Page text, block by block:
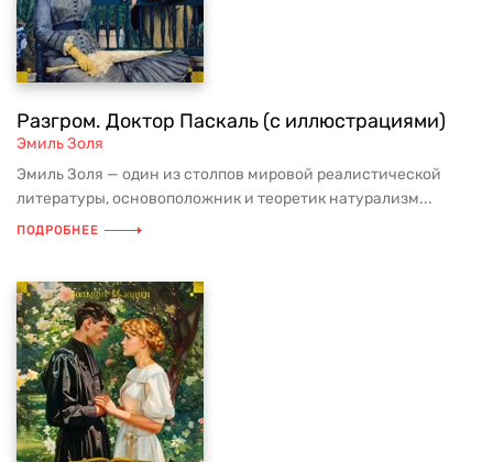
Разгром. Доктор Паскаль (с иллюстрациями)
Эмиль Золя
Эмиль Золя — один из столпов мировой реалистической
литературы, основоположник и теоретик натурализм...
ПОДРОБНЕЕ